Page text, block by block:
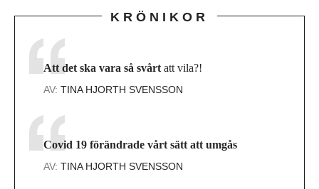
KRÖNIKOR
Att det ska vara så svårt att vila?!
AV: TINA HJORTH SVENSSON
Covid 19 förändrade vårt sätt att umgås
AV: TINA HJORTH SVENSSON